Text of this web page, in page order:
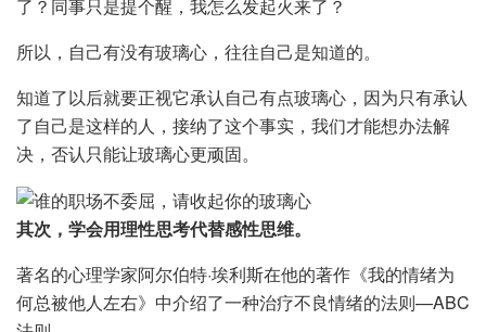
了？同事只是提个醒，我怎么发起火来了？
所以，自己有没有玻璃心，往往自己是知道的。
知道了以后就要正视它承认自己有点玻璃心，因为只有承认
了自己是这样的人，接纳了这个事实，我们才能想办法解
决，否认只能让玻璃心更顽固。
其次，学会用理性思考代替感性思维。
著名的心理学家阿尔伯特·埃利斯在他的著作《我的情绪为
何总被他人左右》中介绍了一种治疗不良情绪的法则—ABC